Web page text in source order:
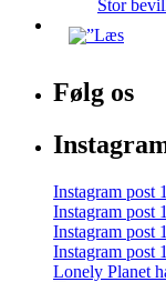
Stor
Følg os
Instagram post
Instagram post
Instagram post
Instagram post
Lonely Planet